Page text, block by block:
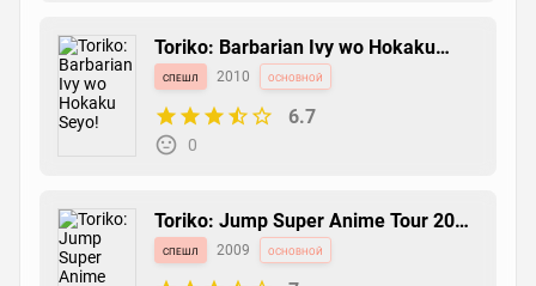
Toriko: Barbarian Ivy wo Hokaku
Seyo!
спешл 2010 основной
6.7
0
Toriko: Jump Super Anime Tour 2009
Special
спешл 2009 основной